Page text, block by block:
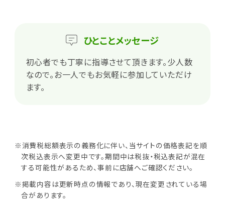
ひとことメッセージ
初心者でも丁寧に指導させて頂きます。少人数
なので。お一人でもお気軽に参加していただけ
ます。
※消費税総額表示の義務化に伴い、当サイトの価格表記を順
次税込表示へ変更中です。期間中は税抜・税込表記が混在
する可能性があるため、事前に店舗へご確認ください。
※掲載内容は更新時点の情報であり、現在変更されている場
合があります。